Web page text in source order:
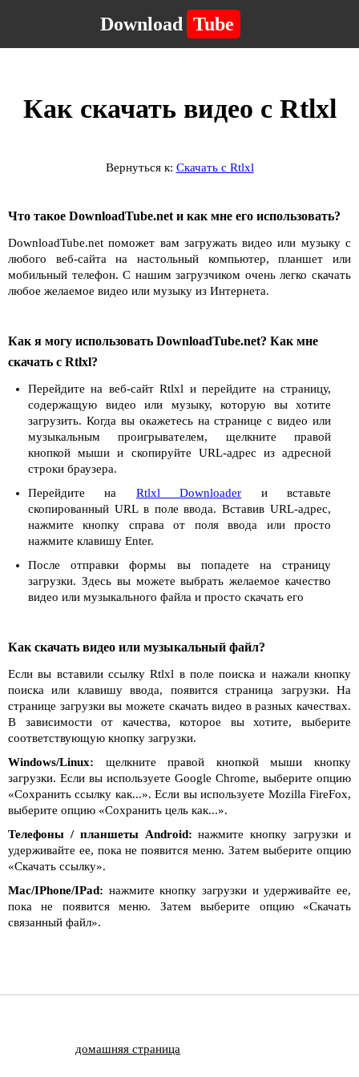
Download Tube
Как скачать видео с Rtlxl
Вернуться к: Скачать с Rtlxl
Что такое DownloadTube.net и как мне его использовать?
DownloadTube.net поможет вам загружать видео или музыку с
любого веб-сайта на настольный компьютер, планшет или
мобильный телефон. С нашим загрузчиком очень легко скачать
любое желаемое видео или музыку из Интернета.
Как я могу использовать DownloadTube.net? Как мне
скачать с Rtlxl?
Перейдите на веб-сайт Rtlxl и перейдите на страницу,
содержащую видео или музыку, которую вы хотите
загрузить. Когда вы окажетесь на странице с видео или
музыкальным проигрывателем, щелкните правой
кнопкой мыши и скопируйте URL-адрес из адресной
строки браузера.
Перейдите на Rtlxl Downloader и вставьте
скопированный URL в поле ввода. Вставив URL-адрес,
нажмите кнопку справа от поля ввода или просто
нажмите клавишу Enter.
После отправки формы вы попадете на страницу
загрузки. Здесь вы можете выбрать желаемое качество
видео или музыкального файла и просто скачать его
Как скачать видео или музыкальный файл?
Если вы вставили ссылку Rtlxl в поле поиска и нажали кнопку
поиска или клавишу ввода, появится страница загрузки. На
странице загрузки вы можете скачать видео в разных качествах.
В зависимости от качества, которое вы хотите, выберите
соответствующую кнопку загрузки.
Windows/Linux: щелкните правой кнопкой мыши кнопку
загрузки. Если вы используете Google Chrome, выберите опцию
«Сохранить ссылку как...». Если вы используете Mozilla FireFox,
выберите опцию «Сохранить цель как...».
Телефоны / планшеты Android: нажмите кнопку загрузки и
удерживайте ее, пока не появится меню. Затем выберите опцию
«Скачать ссылку».
Mac/IPhone/IPad: нажмите кнопку загрузки и удерживайте ее,
пока не появится меню. Затем выберите опцию «Скачать
связанный файл».
домашняя страница